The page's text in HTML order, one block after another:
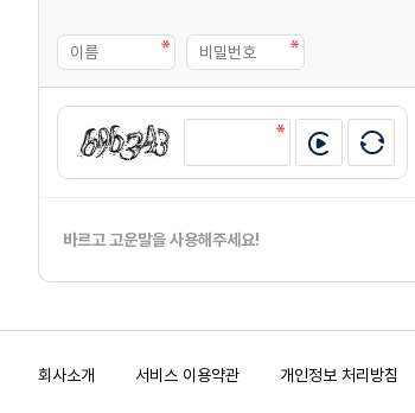
바르고 고운말을 사용해주세요!
회사소개 서비스 이용약관 개인정보 처리방침